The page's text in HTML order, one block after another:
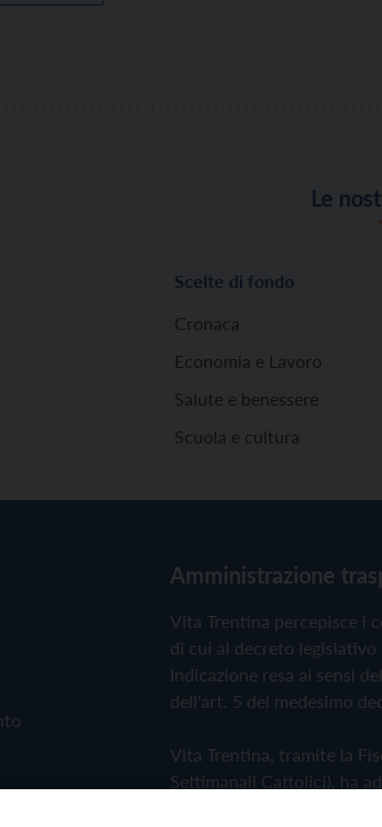
Le
Scelte di fondo
Cronaca
Economia e Lavoro
Salute e benessere
Scuola e cultura
Amministrazione
Vita Trentina percepisce i
di cui al decreto legislativo
Indicazione resa ai sensi
dell'art. 5 del medesimo
Vita Trentina, tramite la
Settimanali Cattolici), ha